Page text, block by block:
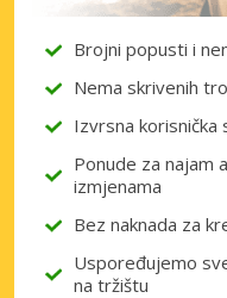
Brojni popusti i
Nema skrivenih
Izvrsna korisnička
Ponude za najam
izmjenama
Bez naknada za
Uspoređujemo
na tržištu